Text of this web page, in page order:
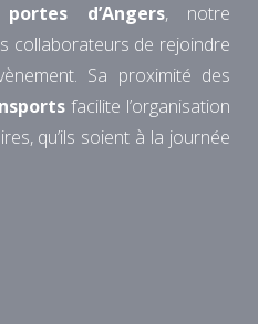
d’Angers, notre
collaborateurs de rejoindre
Sa proximité des
facilite l’organisation
qu’ils soient à la journée